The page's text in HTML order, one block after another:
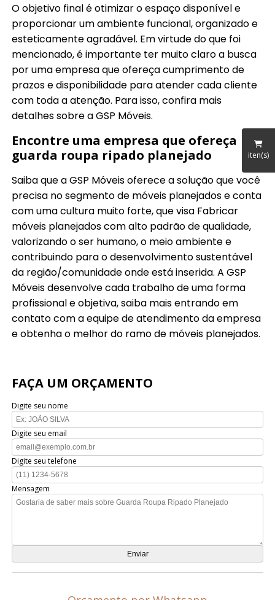
iten(s)
O objetivo final é otimizar o espaço disponível e
proporcionar um ambiente funcional, organizado e
esteticamente agradável. Em virtude do que foi
mencionado, é importante ter muito claro a busca
por uma empresa que ofereça cumprimento de
prazos e disponibilidade para atender cada cliente
com toda a atenção. Para isso, confira mais
detalhes sobre a GSP Móveis.
Encontre uma empresa que ofereça
guarda roupa ripado planejado
Saiba que a GSP Móveis oferece a solução que você
precisa no segmento de móveis planejados e conta
com uma cultura muito forte, que visa Fabricar
móveis planejados com alto padrão de qualidade,
valorizando o ser humano, o meio ambiente e
contribuindo para o desenvolvimento sustentável
da região/comunidade onde está inserida. A GSP
Móveis desenvolve cada trabalho de uma forma
profissional e objetiva, saiba mais entrando em
contato com a equipe de atendimento da empresa
e obtenha o melhor do ramo de móveis planejados.
FAÇA UM ORÇAMENTO
Digite seu nome
Digite seu email
Digite seu telefone
Mensagem